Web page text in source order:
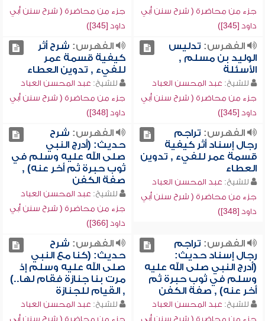
جزء من محاضرة ( شرح سنن أبي
داود [345])
جزء من محاضرة ( شرح سنن أبي
داود [345])
الفهرس: تدليس
الوليد بن مسلم ,
الأسئلة
للشيخ: عبد المحسن العباد
جزء من محاضرة ( شرح سنن أبي
داود [345])
الفهرس: شرح أثر
كيفية قسمة عمر
للفيء , تدوين العطاء
للشيخ: عبد المحسن العباد
جزء من محاضرة ( شرح سنن أبي
داود [348])
الفهرس: تراجم
رجال إسناد أثر كيفية
قسمة عمر للفيء , تدوين
العطاء
للشيخ: عبد المحسن العباد
جزء من محاضرة ( شرح سنن أبي
داود [348])
الفهرس: شرح
حديث: (أدرج النبي
صلى الله عليه وسلم في
ثوب حبرة ثم أخر عنه) ,
صفة الكفن
للشيخ: عبد المحسن العباد
جزء من محاضرة ( شرح سنن أبي
داود [366])
الفهرس: تراجم
رجال إسناد حديث:
(أدرج النبي صلى الله عليه
وسلم في ثوب حبرة ثم
أخر عنه) , صفة الكفن
للشيخ: عبد المحسن العباد
جزء من محاضرة ( شرح سنن أبي
الفهرس: شرح
حديث: (كنا مع النبي
صلى الله عليه وسلم إذ
مرت بنا جنازة فقام لها..)
, القيام للجنازة
للشيخ: عبد المحسن العباد
جزء من محاضرة ( شرح سنن أبي